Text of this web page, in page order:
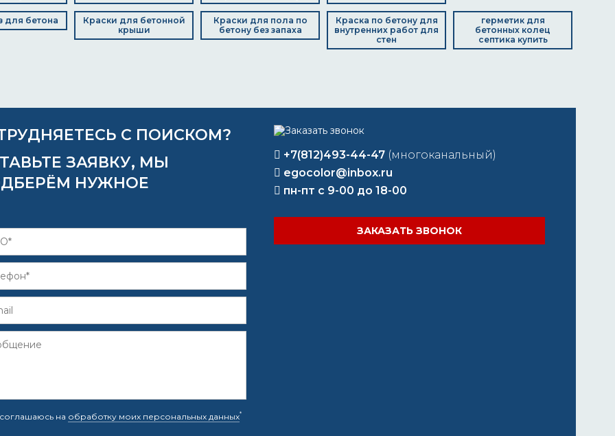
для бетона
Краски для бетонной
крыши
Краски для пола по
бетону без запаха
Краска по бетону для
внутренних работ для
стен
герметик для
бетонных колец
септика купить
С ПОИСКОМ?
ЗАЯВКУ, МЫ
НУЖНОЕ
на обработку моих персональных данных*
+7(812)493-44-47 (многоканальный)
egocolor@inbox.ru
пн-пт с 9-00 до 18-00
ЗАКАЗАТЬ ЗВОНОК